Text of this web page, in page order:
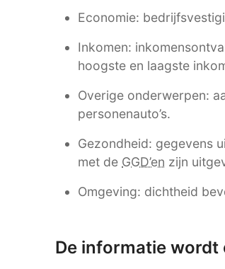
Economie:
Inkomen:
hoogste en laagste
Overige onderwerpen:
personenauto’s.
Gezondheid: gegevens
met de GGD’en zijn
Omgeving: dichtheid
De informatie wordt